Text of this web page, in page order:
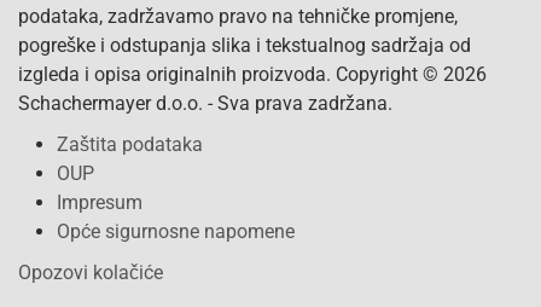
podataka, zadržavamo pravo na tehničke promjene,
pogreške i odstupanja slika i tekstualnog sadržaja od
izgleda i opisa originalnih proizvoda. Copyright © 2026
Schachermayer d.o.o. - Sva prava zadržana.
Zaštita podataka
OUP
Impresum
Opće sigurnosne napomene
Opozovi kolačiće